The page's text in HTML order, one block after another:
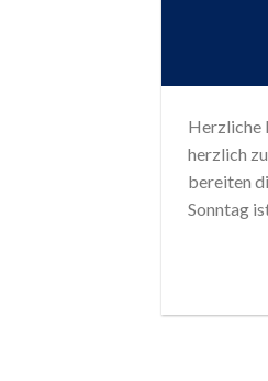
Herzliche
herzlich
bereiten
Sonntag